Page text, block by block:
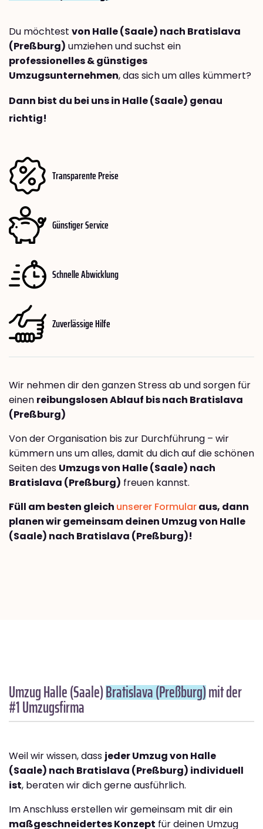
Du möchtest von Halle (Saale) nach Bratislava
(Preßburg) umziehen und suchst ein
professionelles & günstiges
Umzugsunternehmen, das sich um alles kümmert?
Dann bist du bei uns in Halle (Saale) genau
richtig!
Transparente Preise
Günstiger Service
Schnelle Abwicklung
Zuverlässige Hilfe
Wir nehmen dir den ganzen Stress ab und sorgen für
einen reibungslosen Ablauf bis nach Bratislava
(Preßburg)
Von der Organisation bis zur Durchführung – wir
kümmern uns um alles, damit du dich auf die schönen
Seiten des Umzugs von Halle (Saale) nach
Bratislava (Preßburg) freuen kannst.
Füll am besten gleich unserer Formularaus, dann
planen wir gemeinsam deinen Umzug von Halle
(Saale) nach Bratislava (Preßburg)!
Umzug Halle (Saale)Bratislava (Preßburg)mit der
#1 Umzugsfirma
Weil wir wissen, dass jeder Umzug von Halle
(Saale) nach Bratislava (Preßburg) individuell
ist, beraten wir dich gerne ausführlich.
Im Anschluss erstellen wir gemeinsam mit dir ein
maßgeschneidertes Konzept für deinen Umzug